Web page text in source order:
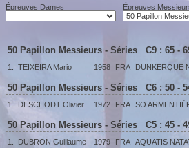
Épreuves Dames Épreuves
50 Papillon Messieurs - Séries C9 : 65 -
1. TEIXEIRA Mario 1958 FRA DUNKERQUE
50 Papillon Messieurs - Séries C6 : 50 -
1. DESCHODT Olivier 1972 FRA SO
50 Papillon Messieurs - Séries C5 : 45 -
1. DUBRON Guillaume 1979 FRA AQUATIS